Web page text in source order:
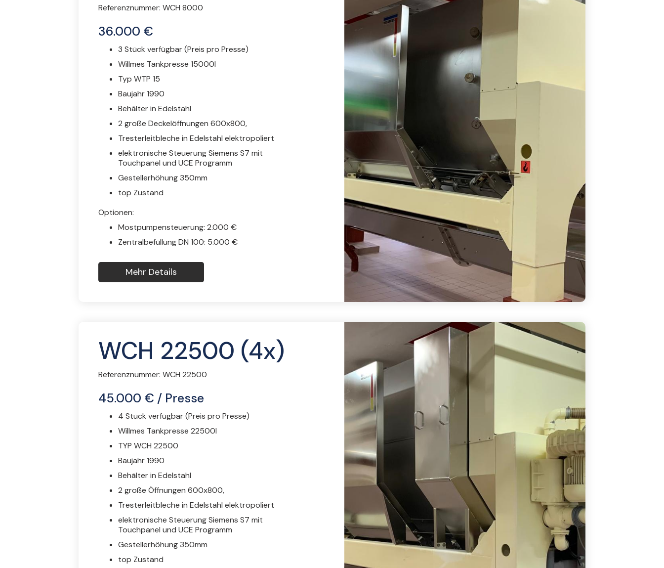
Referenznummer: WCH 8000
36.000 €
3 Stück verfügbar (Preis pro Presse)
Willmes Tankpresse 15000l
Typ WTP 15
Baujahr 1990
Behälter in Edelstahl
2 große Deckelöffnungen 600x800,
Tresterleitbleche in Edelstahl elektropoliert
elektronische Steuerung Siemens S7 mit
Touchpanel und UCE Programm
Gestellerhöhung 350mm
top Zustand
Optionen:
Mostpumpensteuerung: 2.000 €
Zentralbefüllung DN 100: 5.000 €
Mehr Details
WCH 22500 (4x)
Referenznummer: WCH 22500
45.000 € / Presse
4 Stück verfügbar (Preis pro Presse)
Willmes Tankpresse 22500l
TYP WCH 22500
Baujahr 1990
Behälter in Edelstahl
2 große Öffnungen 600x800,
Tresterleitbleche in Edelstahl elektropoliert
elektronische Steuerung Siemens S7 mit
Touchpanel und UCE Programm
Gestellerhöhung 350mm
top Zustand